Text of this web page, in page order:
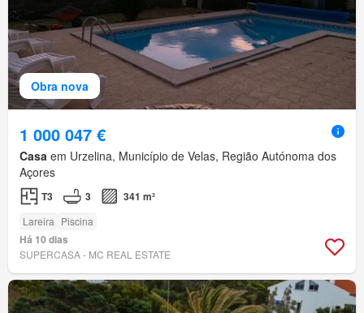
Obra nova
1 000 047 €
Casa em Urzelina, Município de Velas, Região Autónoma dos
Açores
T3 3 341 m²
Lareira Piscina
Há 10 dias
SUPERCASA - MC REAL ESTATE